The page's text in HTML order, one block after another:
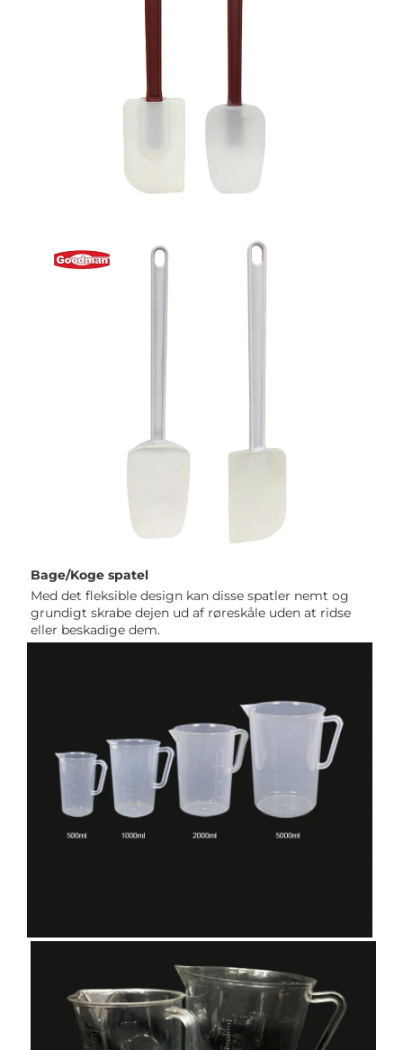
Bage/Koge spatel
Med det fleksible design kan disse spatler nemt og
grundigt skrabe dejen ud af røreskåle uden at ridse
eller beskadige dem.